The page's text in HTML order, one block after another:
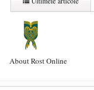
About Rost Online